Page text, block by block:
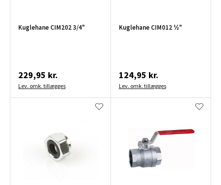
Kuglehane CIM202 3/4"
229,95 kr.
Lev. omk. tillægges
Kuglehane CIM012 ½"
124,95 kr.
Lev. omk. tillægges